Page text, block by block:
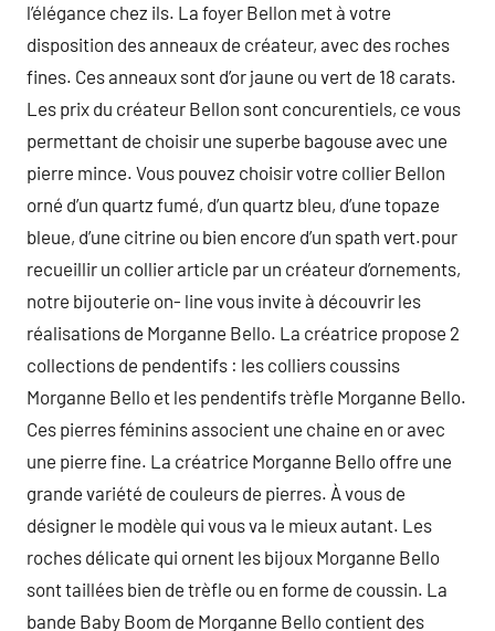
l’élégance chez ils. La foyer Bellon met à votre
disposition des anneaux de créateur, avec des roches
fines. Ces anneaux sont d’or jaune ou vert de 18 carats.
Les prix du créateur Bellon sont concurentiels, ce vous
permettant de choisir une superbe bagouse avec une
pierre mince. Vous pouvez choisir votre collier Bellon
orné d’un quartz fumé, d’un quartz bleu, d’une topaze
bleue, d’une citrine ou bien encore d’un spath vert.pour
recueillir un collier article par un créateur d’ornements,
notre bijouterie on- line vous invite à découvrir les
réalisations de Morganne Bello. La créatrice propose 2
collections de pendentifs : les colliers coussins
Morganne Bello et les pendentifs trèfle Morganne Bello.
Ces pierres féminins associent une chaine en or avec
une pierre fine. La créatrice Morganne Bello offre une
grande variété de couleurs de pierres. À vous de
désigner le modèle qui vous va le mieux autant. Les
roches délicate qui ornent les bijoux Morganne Bello
sont taillées bien de trèfle ou en forme de coussin. La
bande Baby Boom de Morganne Bello contient des